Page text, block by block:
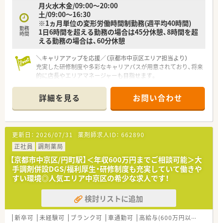
勤務
時間
月火水木金/09:00～20:00
土/09:00～16:30
※1ヵ月単位の変形労働時間制勤務(週平均40時間)
1日6時間を超える勤務の場合は45分休憩、8時間を超
える勤務の場合は、60分休憩
＼キャリアアップを応援／（京都市中京区エリア担当より）
充実した研修制度や多彩なキャリアパスが用意されており、将来
的に店長やエリアマネージャーも目指せます。
【店舗情報と応需状況について】
■烏丸御池駅から徒歩5分というアクセス抜群の立地にあり、毎
日の通勤負担も少なく快適に通うことができます。
■内科や小児科や婦人科などを中心に1日約110から120枚の処
方箋に応需し、居宅の在宅業務にも対応しています。
■常勤薬剤師7名とパート2名に医療事務4名が在籍しており、ス
タッフ同士が協力し合いながらゆとりを持って働けます。
【求人情報について】
■給与はご経験やスキルを考慮のうえ年収400万円から600万円
の範囲で決定され、毎年の昇給制度があります。
■年間休日は123日確保されており、シフト調整により夏季や年
末年始に長期連休を取得できる場合もあります。
■借上社宅制度やインフルエンザ補助制度など、多彩な福利厚生
詳細を見る お問い合わせ
更新日： 2026/07/31 薬剤師求人ID： 662890
正社員
調剤薬局
【京都市中京区/円町駅】＜年収600万円までご相談可能＞大
手調剤併設DGS/福利厚生・研修制度も充実していて働きや
すい環境◎人気エリア中京区の希少な求人です！
検討リストに追加
新卒可 未経験可 ブランク可 車通勤可 高給与(600万円以上)